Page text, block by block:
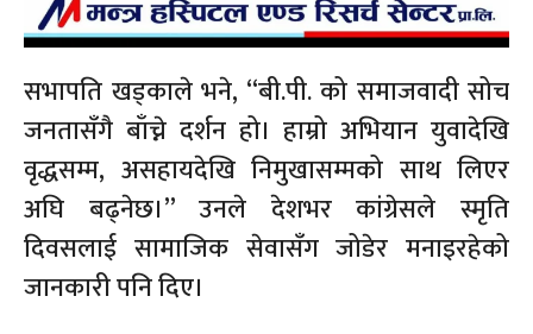
सभापति खड्काले भने, “बी.पी. को समाजवादी सोच
जनतासँगै बाँच्ने दर्शन हो। हाम्रो अभियान युवादेखि
वृद्धसम्म, असहायदेखि निमुखासम्मको साथ लिएर
अघि बढ्नेछ।” उनले देशभर कांग्रेसले स्मृति
दिवसलाई सामाजिक सेवासँग जोडेर मनाइरहेको
जानकारी पनि दिए।